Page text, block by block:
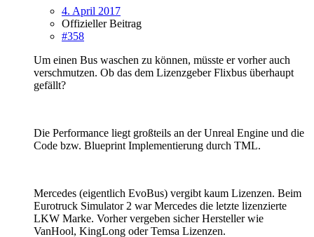
4. April 2017
Offizieller Beitrag
#358
Um einen Bus waschen zu können, müsste er vorher auch
verschmutzen. Ob das dem Lizenzgeber Flixbus überhaupt
gefällt?
Die Performance liegt großteils an der Unreal Engine und die
Code bzw. Blueprint Implementierung durch TML.
Mercedes (eigentlich EvoBus) vergibt kaum Lizenzen. Beim
Eurotruck Simulator 2 war Mercedes die letzte lizenzierte
LKW Marke. Vorher vergeben sicher Hersteller wie
VanHool, KingLong oder Temsa Lizenzen.